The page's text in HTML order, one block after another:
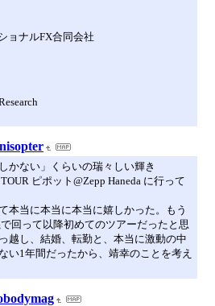
ョナルFX合同会社
かない」くらいの瑞々しい輝き
ピポット@Zepp Haneda に行って
本当に本当に本当に嬉しかった。もう
回って以降初めてのツアーだったと思
越し、結婚、転勤と、本当に激動の中
い1年間だったから、靖幸のことを考え